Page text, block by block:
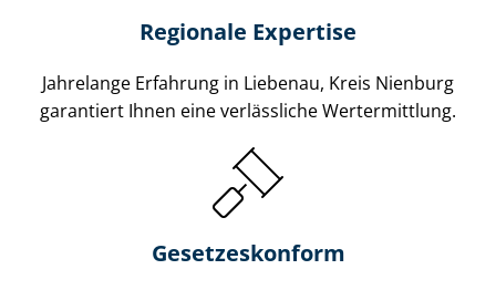
Regionale Expertise
Jahrelange Erfahrung in Liebenau, Kreis Nienburg
garantiert Ihnen eine verlässliche Wertermittlung.
Gesetzes­konform